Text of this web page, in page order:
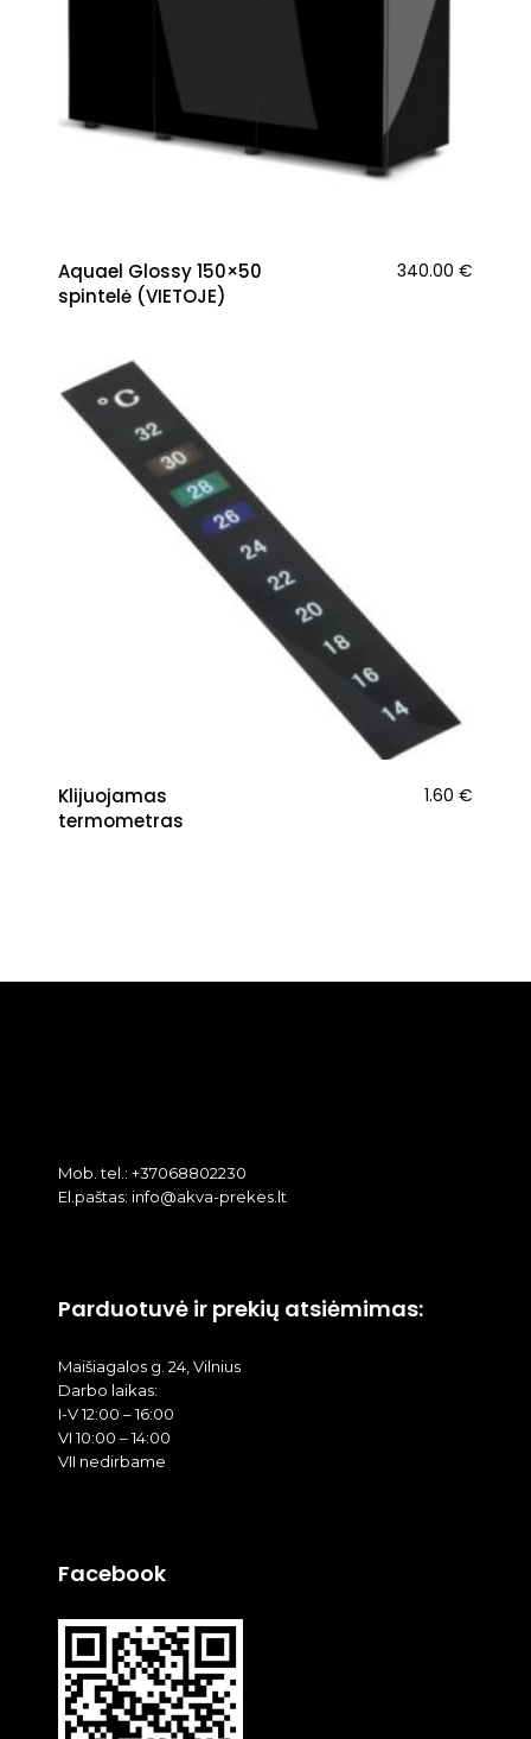
Aquael Glossy 150×50
spintelė (VIETOJE)
340.00 €
Klijuojamas
termometras
1.60 €
Mob. tel.: +37068802230
El.paštas: info@akva-prekes.lt
Parduotuvė ir prekių atsiėmimas:
Maišiagalos g. 24, Vilnius
Darbo laikas:
I-V 12:00 – 16:00
VI 10:00 – 14:00
VII nedirbame
Facebook